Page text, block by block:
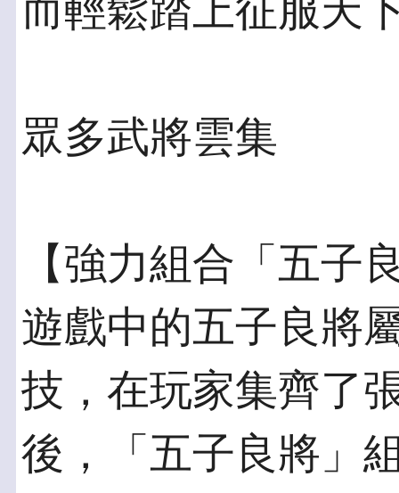
而輕鬆踏上征服天
眾多武將雲集
【強力組合「五子
遊戲中的五子良將
技，在玩家集齊了
後，「五子良將」